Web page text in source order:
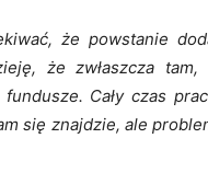
że powstanie
że zwłaszcza
Cały czas
się znajdzie, ale